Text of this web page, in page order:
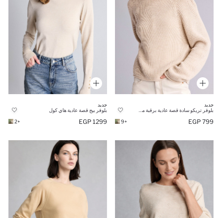
جديد
799 EGP
+9
جديد
بلوفر بيج قصة عادية هاي كول
1299 EGP
+2